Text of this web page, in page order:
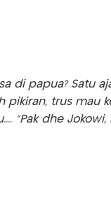
di papua? Satu
pikiran, trus mau
“Pak dhe Jokowi,